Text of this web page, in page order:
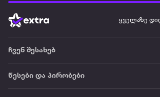
ყველაზე
ჩვენ შესახებ
წესები და პირობები